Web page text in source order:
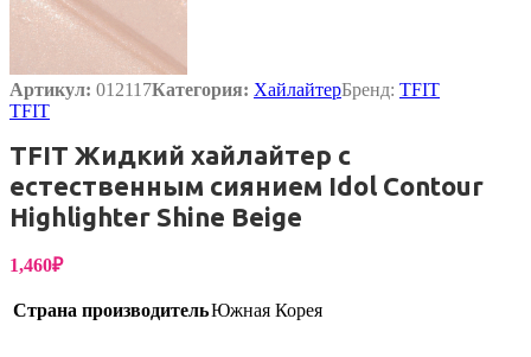
Артикул: 012117Категория: ХайлайтерБренд: TFIT
TFIT
TFIT Жидкий хайлайтер с
естественным сиянием Idol Contour
Highlighter Shine Beige
1,460₽
Страна производительЮжная Корея